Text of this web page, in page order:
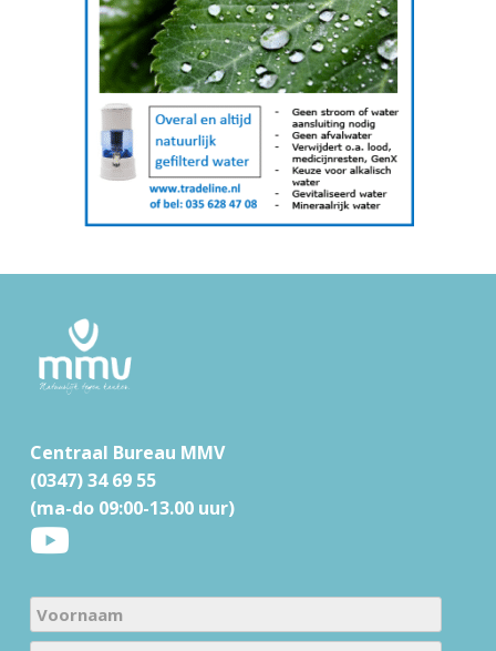
Centraal Bureau MMV
(0347) 34 69 55
(ma-do 09:00-13.00 uur)
N
a